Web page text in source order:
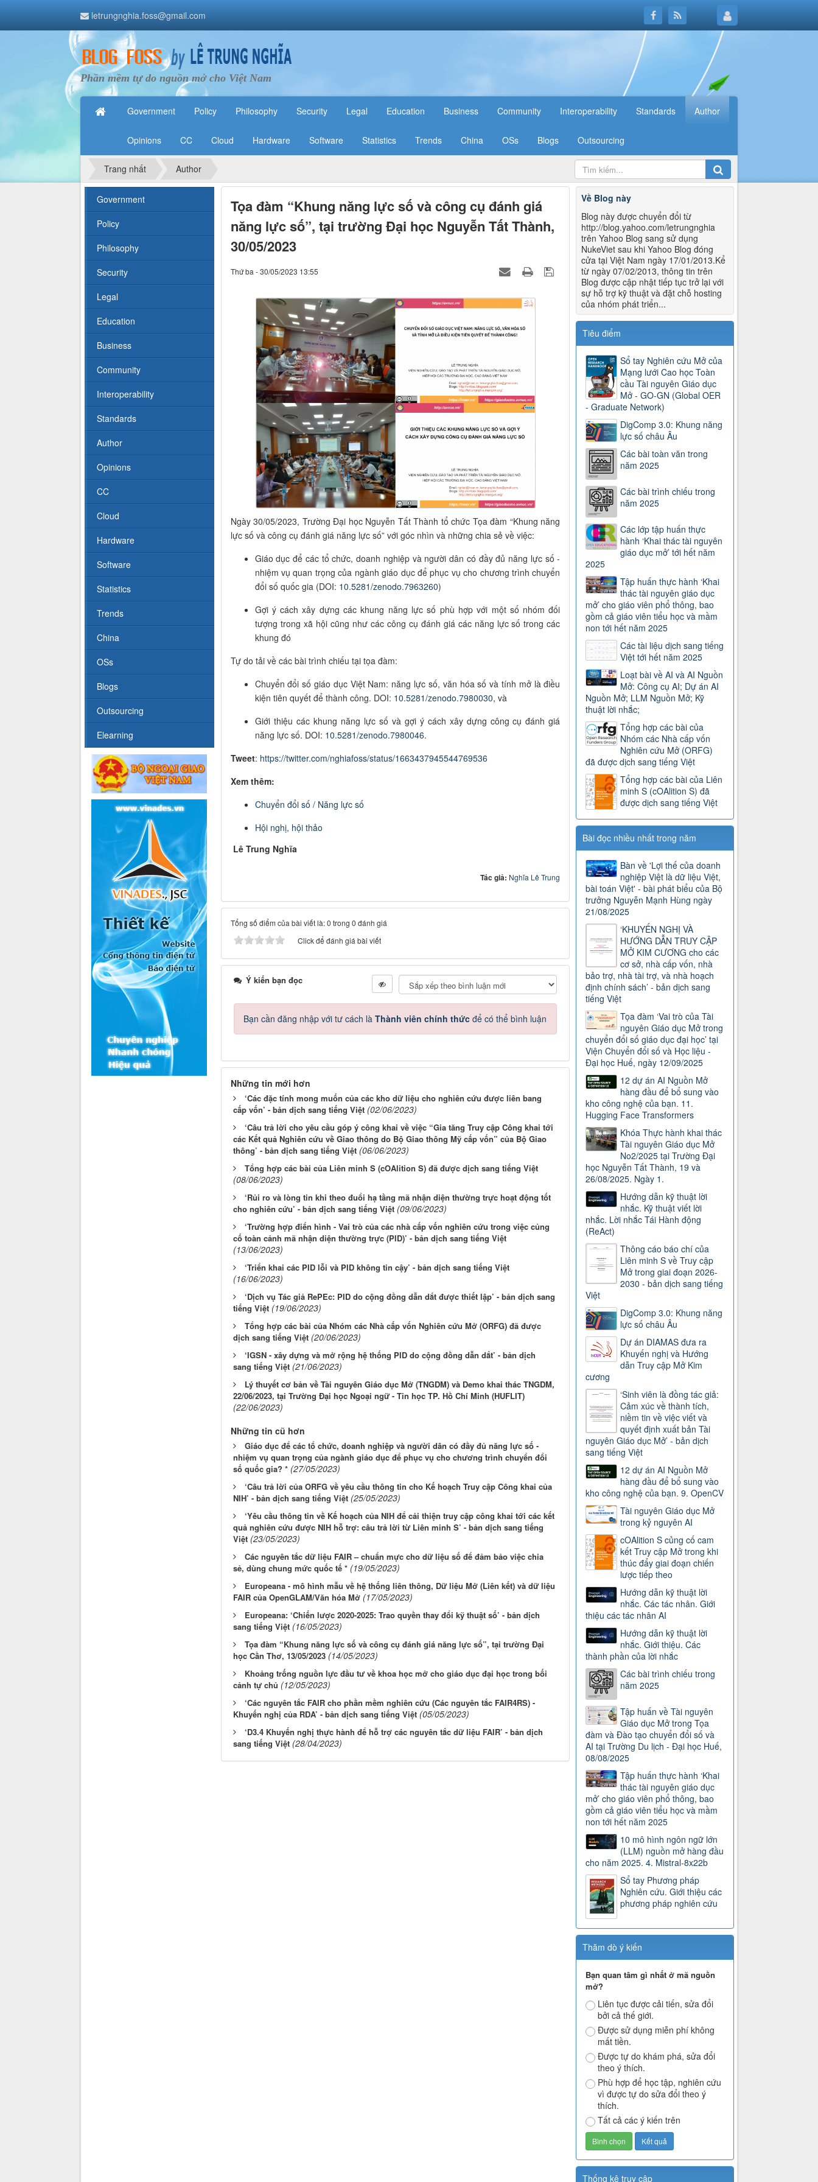
letrungnghia.foss@gmail.com
Phần mềm tự do nguồn mở cho Việt Nam
Government Policy Philosophy Security Legal Education Business Community Interoperability Standards Author
Opinions CC Cloud Hardware Software Statistics Trends China OSs Blogs Outsourcing
Trang nhất Author
Tọa đàm “Khung năng lực số và công cụ đánh giá
năng lực số”, tại trường Đại học Nguyễn Tất Thành,
30/05/2023
Thứ ba - 30/05/2023 13:55
Ngày 30/05/2023, Trường Đại học Nguyễn Tất Thành tổ chức Tọa đàm “Khung năng
lực số và công cụ đánh giá năng lực số” với góc nhìn và những chia sẻ về việc:
Giáo dục để các tổ chức, doanh nghiệp và người dân có đầy đủ năng lực số -
nhiệm vụ quan trọng của ngành giáo dục để phục vụ cho chương trình chuyển
đổi số quốc gia (DOI: 10.5281/zenodo.7963260)
Gợi ý cách xây dựng các khung năng lực số phù hợp với một số nhóm đối
tượng trong xã hội cũng như các công cụ đánh giá các năng lực số trong các
khung đó
Tự do tải về các bài trình chiếu tại tọa đàm:
Chuyển đổi số giáo dục Việt Nam: năng lực số, văn hóa số và tính mở là điều
kiện tiên quyết để thành công. DOI: 10.5281/zenodo.7980030, và
Giới thiệu các khung năng lực số và gợi ý cách xây dựng công cụ đánh giá
năng lực số. DOI: 10.5281/zenodo.7980046.
Tweet: https://twitter.com/nghiafoss/status/1663437945544769536
Xem thêm:
Chuyển đổi số / Năng lực số
Hội nghị, hội thảo
Lê Trung Nghĩa
Tác giả: Nghĩa Lê Trung
Tổng số điểm của bài viết là: 0 trong 0 đánh giá
Click để đánh giá bài viết
Ý kiến bạn đọc
Bạn cần đăng nhập với tư cách là Thành viên chính thứcđể có thể bình luận
Những tin mới hơn
‘Các đặc tính mong muốn của các kho dữ liệu cho nghiên cứu được liên bang
cấp vốn’ - bản dịch sang tiếng Việt (02/06/2023)
‘Câu trả lời cho yêu cầu góp ý công khai về việc “Gia tăng Truy cập Công khai tới
các Kết quả Nghiên cứu về Giao thông do Bộ Giao thông Mỹ cấp vốn” của Bộ Giao
thông’ - bản dịch sang tiếng Việt (06/06/2023)
Tổng hợp các bài của Liên minh S (cOAlition S) đã được dịch sang tiếng Việt
(08/06/2023)
‘Rủi ro và lòng tin khi theo đuổi hạ tầng mã nhận diện thường trực hoạt động tốt
cho nghiên cứu’ - bản dịch sang tiếng Việt (09/06/2023)
‘Trường hợp điển hình - Vai trò của các nhà cấp vốn nghiên cứu trong việc củng
cố toàn cảnh mã nhận diện thường trực (PID)’ - bản dịch sang tiếng Việt
(13/06/2023)
‘Triển khai các PID lỗi và PID không tin cậy’ - bản dịch sang tiếng Việt
(16/06/2023)
‘Dịch vụ Tác giả RePEc: PID do cộng đồng dẫn dắt được thiết lập’ - bản dịch sang
tiếng Việt (19/06/2023)
Tổng hợp các bài của Nhóm các Nhà cấp vốn Nghiên cứu Mở (ORFG) đã được
dịch sang tiếng Việt (20/06/2023)
‘IGSN - xây dựng và mở rộng hệ thống PID do cộng đồng dẫn dắt’ - bản dịch
sang tiếng Việt (21/06/2023)
Lý thuyết cơ bản về Tài nguyên Giáo dục Mở (TNGDM) và Demo khai thác TNGDM,
22/06/2023, tại Trường Đại học Ngoại ngữ - Tin học TP. Hồ Chí Minh (HUFLIT)
(22/06/2023)
Những tin cũ hơn
Giáo dục để các tổ chức, doanh nghiệp và người dân có đầy đủ năng lực số -
nhiệm vụ quan trọng của ngành giáo dục để phục vụ cho chương trình chuyển đổi
số quốc gia? * (27/05/2023)
‘Câu trả lời của ORFG về yêu cầu thông tin cho Kế hoạch Truy cập Công khai của
NIH’ - bản dịch sang tiếng Việt (25/05/2023)
‘Yêu cầu thông tin về Kế hoạch của NIH để cải thiện truy cập công khai tới các kết
quả nghiên cứu được NIH hỗ trợ: câu trả lời từ Liên minh S’ - bản dịch sang tiếng
Việt (23/05/2023)
Các nguyên tắc dữ liệu FAIR – chuẩn mực cho dữ liệu số để đảm bảo việc chia
sẻ, dùng chung mức quốc tế * (19/05/2023)
Europeana - mô hình mẫu về hệ thống liên thông, Dữ liệu Mở (Liên kết) và dữ liệu
FAIR của OpenGLAM/Văn hóa Mở (17/05/2023)
Europeana: ‘Chiến lược 2020-2025: Trao quyền thay đổi kỹ thuật số’ - bản dịch
sang tiếng Việt (16/05/2023)
Tọa đàm “Khung năng lực số và công cụ đánh giá năng lực số”, tại trường Đại
học Cần Thơ, 13/05/2023 (14/05/2023)
Khoảng trống nguồn lực đầu tư về khoa học mở cho giáo dục đại học trong bối
cảnh tự chủ (12/05/2023)
‘Các nguyên tắc FAIR cho phần mềm nghiên cứu (Các nguyên tắc FAIR4RS) -
Khuyến nghị của RDA’ - bản dịch sang tiếng Việt (05/05/2023)
‘D3.4 Khuyến nghị thực hành để hỗ trợ các nguyên tắc dữ liệu FAIR’ - bản dịch
sang tiếng Việt (28/04/2023)
Về Blog này
Blog này được chuyển đổi từ
http://blog.yahoo.com/letrungnghia
trên Yahoo Blog sang sử dụng
NukeViet sau khi Yahoo Blog đóng
cửa tại Việt Nam ngày 17/01/2013.Kể
từ ngày 07/02/2013, thông tin trên
Blog được cập nhật tiếp tục trở lại với
sự hỗ trợ kỹ thuật và đặt chỗ hosting
của nhóm phát triển...
Tiêu điểm
Sổ tay Nghiên cứu Mở của
Mạng lưới Cao học Toàn
cầu Tài nguyên Giáo dục
Mở - GO-GN (Global OER
- Graduate Network)
DigComp 3.0: Khung năng
lực số châu Âu
Các bài toàn văn trong
năm 2025
Các bài trình chiếu trong
năm 2025
Các lớp tập huấn thực
hành ‘Khai thác tài nguyên
giáo dục mở’ tới hết năm
2025
Tập huấn thực hành ‘Khai
thác tài nguyên giáo dục
mở’ cho giáo viên phổ thông, bao
gồm cả giáo viên tiểu học và mầm
non tới hết năm 2025
Các tài liệu dịch sang tiếng
Việt tới hết năm 2025
Loạt bài về AI và AI Nguồn
Mở: Công cụ AI; Dự án AI
Nguồn Mở; LLM Nguồn Mở; Kỹ
thuật lời nhắc;
Tổng hợp các bài của
Nhóm các Nhà cấp vốn
Nghiên cứu Mở (ORFG)
đã được dịch sang tiếng Việt
Tổng hợp các bài của Liên
minh S (cOAlition S) đã
được dịch sang tiếng Việt
Bài đọc nhiều nhất trong năm
Bàn về 'Lợi thế của doanh
nghiệp Việt là dữ liệu Việt,
bài toán Việt' - bài phát biểu của Bộ
trưởng Nguyễn Mạnh Hùng ngày
21/08/2025
‘KHUYẾN NGHỊ VÀ
HƯỚNG DẪN TRUY CẬP
MỞ KIM CƯƠNG cho các
cơ sở, nhà cấp vốn, nhà
bảo trợ, nhà tài trợ, và nhà hoạch
định chính sách’ - bản dịch sang
tiếng Việt
Tọa đàm ‘Vai trò của Tài
nguyên Giáo dục Mở trong
chuyển đổi số giáo dục đại học’ tại
Viện Chuyển đổi số và Học liệu -
Đại học Huế, ngày 12/09/2025
12 dự án AI Nguồn Mở
hàng đầu để bổ sung vào
kho công nghệ của bạn. 11.
Hugging Face Transformers
Khóa Thực hành khai thác
Tài nguyên Giáo dục Mở
No2/2025 tại Trường Đại
học Nguyễn Tất Thành, 19 và
26/08/2025. Ngày 1.
Hướng dẫn kỹ thuật lời
nhắc. Kỹ thuật viết lời
nhắc. Lời nhắc Tái Hành động
(ReAct)
Thông cáo báo chí của
Liên minh S về Truy cập
Mở trong giai đoạn 2026-
2030 - bản dịch sang tiếng
Việt
DigComp 3.0: Khung năng
lực số châu Âu
Dự án DIAMAS đưa ra
Khuyến nghị và Hướng
dẫn Truy cập Mở Kim
cương
‘Sinh viên là đồng tác giả:
Cảm xúc về thành tích,
niềm tin về việc viết và
quyết định xuất bản Tài
nguyên Giáo dục Mở’ - bản dịch
sang tiếng Việt
12 dự án AI Nguồn Mở
hàng đầu để bổ sung vào
kho công nghệ của bạn. 9. OpenCV
Tài nguyên Giáo dục Mở
trong kỷ nguyên AI
cOAlition S củng cố cam
kết Truy cập Mở trong khi
thúc đẩy giai đoạn chiến
lược tiếp theo
Hướng dẫn kỹ thuật lời
nhắc. Các tác nhân. Giới
thiệu các tác nhân AI
Hướng dẫn kỹ thuật lời
nhắc. Giới thiệu. Các
thành phần của lời nhắc
Các bài trình chiếu trong
năm 2025
Tập huấn về Tài nguyên
Giáo dục Mở trong Tọa
đàm và Đào tạo chuyển đổi số và
AI tại Trường Du lịch - Đại học Huế,
08/08/2025
Tập huấn thực hành ‘Khai
thác tài nguyên giáo dục
mở’ cho giáo viên phổ thông, bao
gồm cả giáo viên tiểu học và mầm
non tới hết năm 2025
10 mô hình ngôn ngữ lớn
(LLM) nguồn mở hàng đầu
cho năm 2025. 4. Mistral-8x22b
Sổ tay Phương pháp
Nghiên cứu. Giới thiệu các
phương pháp nghiên cứu
Thăm dò ý kiến
Bạn quan tâm gì nhất ở mã nguồn
mở?
Liên tục được cải tiến, sửa đổi
bởi cả thế giới.
Được sử dụng miễn phí không
mất tiền.
Được tự do khám phá, sửa đổi
theo ý thích.
Phù hợp để học tập, nghiên cứu
vì được tự do sửa đổi theo ý
thích.
Tất cả các ý kiến trên
Thống kê truy cập
Government
Policy
Philosophy
Security
Legal
Education
Business
Community
Interoperability
Standards
Author
Opinions
CC
Cloud
Hardware
Software
Statistics
Trends
China
OSs
Blogs
Outsourcing
Elearning